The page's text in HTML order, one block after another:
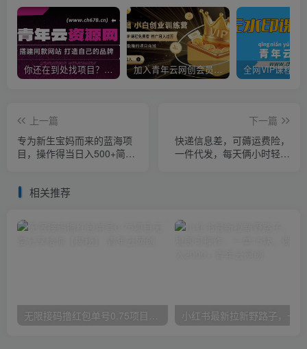
你还在到处找项目？还在当韭菜？我靠卖项目一个月收入5万+，曾经我也是个失败者。 加入青年云网创会员，全站资源免费学习。加入高级合伙人，推广日入1000+
上一篇
专为新生宝妈而来的蓝海项
目，操作得当日入500+简单
下一篇
快递信息差，可薅运费险，
一件代发，每天俩小时轻松
相关推荐
无限接码撸红包单号0.75项目无偿分享给你【揭秘】